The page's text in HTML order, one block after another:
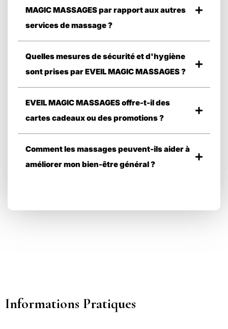
MAGIC MASSAGES par rapport aux autres
services de massage ?
Quelles mesures de sécurité et d'hygiène
sont prises par EVEIL MAGIC MASSAGES ?
EVEIL MAGIC MASSAGES offre-t-il des
cartes cadeaux ou des promotions ?
Comment les massages peuvent-ils aider à
améliorer mon bien-être général ?
Informations Pratiques